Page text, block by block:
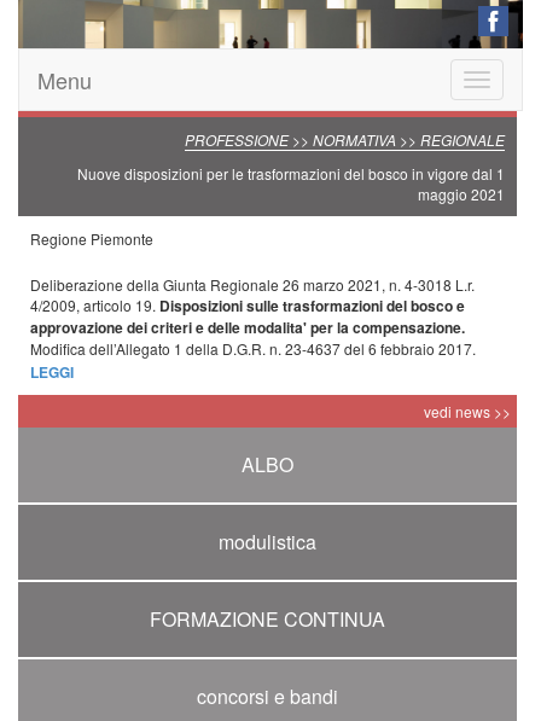
Toggle
Menu
PROFESSIONE >> NORMATIVA >> REGIONALE
Nuove disposizioni per le trasformazioni del bosco in vigore dal 1
maggio 2021
Regione Piemonte
Deliberazione della Giunta Regionale 26 marzo 2021, n. 4-3018 L.r.
4/2009, articolo 19. Disposizioni sulle trasformazioni del bosco e
approvazione dei criteri e delle modalita' per la compensazione.
Modifica dell’Allegato 1 della D.G.R. n. 23-4637 del 6 febbraio 2017.
LEGGI
vedi news >>
ALBO
modulistica
FORMAZIONE CONTINUA
concorsi e bandi